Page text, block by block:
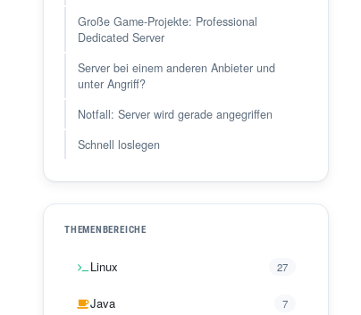
Große Game-Projekte: Professional
Dedicated Server
Server bei einem anderen Anbieter und
unter Angriff?
Notfall: Server wird gerade angegriffen
Schnell loslegen
THEMENBEREICHE
Linux 27
Java 7